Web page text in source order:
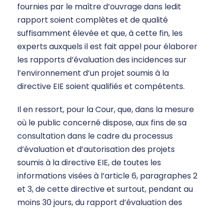
fournies par le maître d’ouvrage dans ledit
rapport soient complètes et de qualité
suffisamment élevée et que, à cette fin, les
experts auxquels il est fait appel pour élaborer
les rapports d’évaluation des incidences sur
l’environnement d’un projet soumis à la
directive EIE soient qualifiés et compétents.
Il en ressort, pour la Cour, que, dans la mesure
où le public concerné dispose, aux fins de sa
consultation dans le cadre du processus
d’évaluation et d’autorisation des projets
soumis à la directive EIE, de toutes les
informations visées à l’article 6, paragraphes 2
et 3, de cette directive et surtout, pendant au
moins 30 jours, du rapport d’évaluation des